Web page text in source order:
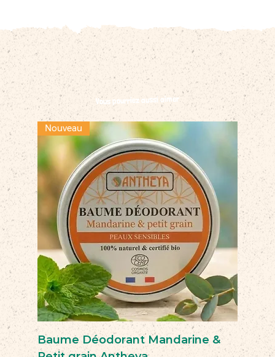
Vous pourriez aussi aimer
Nouveau
Baume Déodorant Mandarine &